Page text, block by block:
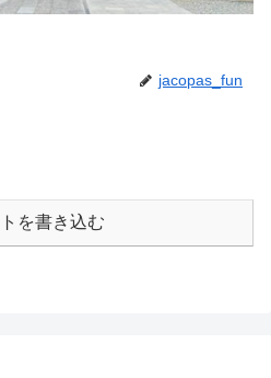
jacopas_fun
を書き込む